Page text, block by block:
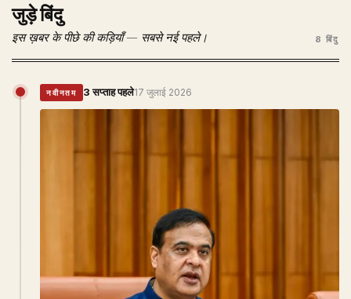
जुड़े बिंदु
इस ख़बर के पीछे की कड़ियाँ — सबसे नई पहले। 8 बिंदु
नवीनतम 3 सप्ताह पहले17 जुलाई 2026